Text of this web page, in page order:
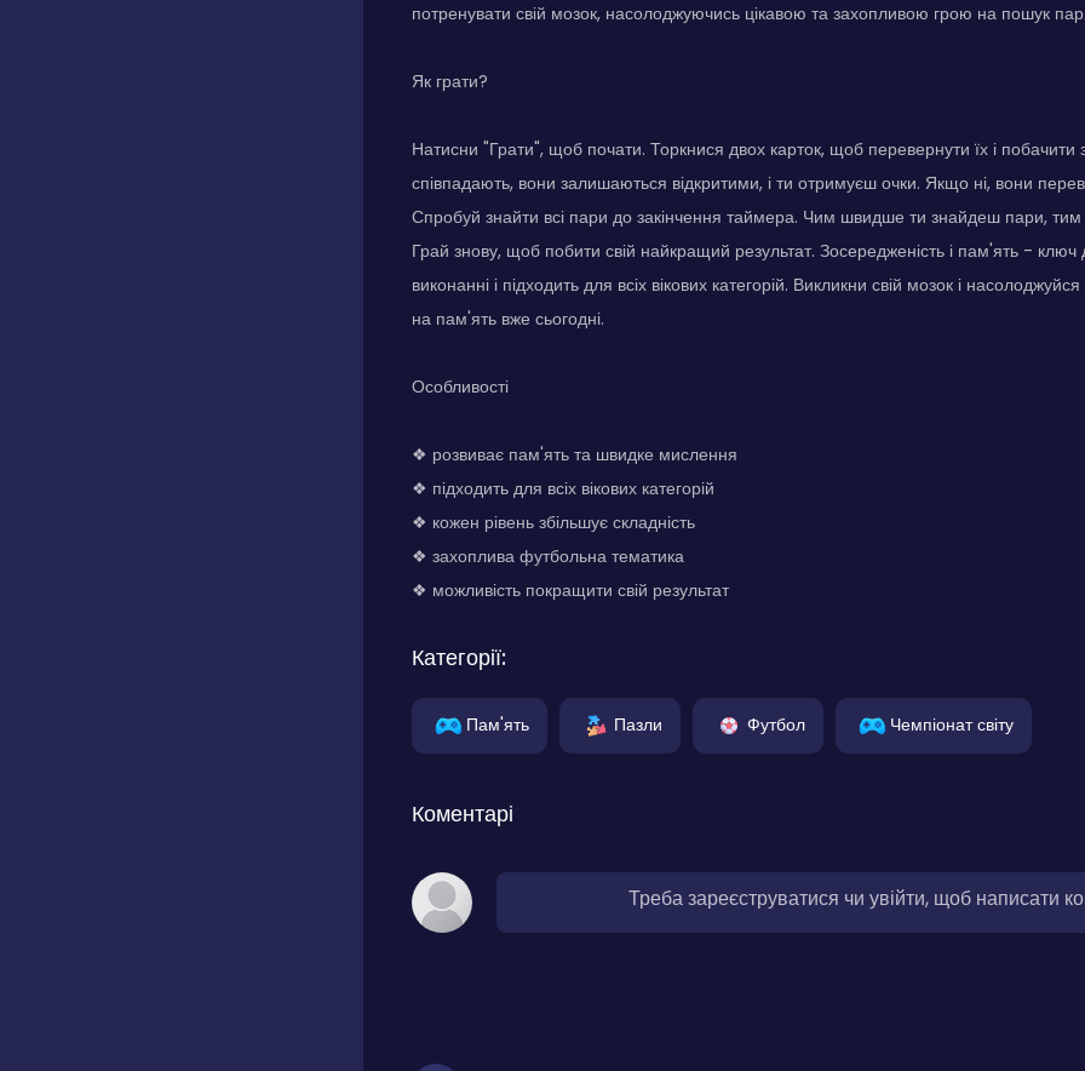
потренувати свій мозок, насолоджуючись цікавою та захопливою грою на пошук пар.
Як грати?
Натисни "Грати", щоб почати. Торкнися двох карток, щоб перевернути їх і
співпадають, вони залишаються відкритими, і ти отримуєш очки. Якщо ні, вони
Спробуй знайти всі пари до закінчення таймера. Чим швидше ти знайдеш пари, тим
Грай знову, щоб побити свій найкращий результат. Зосередженість і пам'ять - ключ
виконанні і підходить для всіх вікових категорій. Викликни свій мозок і
на пам'ять вже сьогодні.
Особливості
❖ розвиває пам'ять та швидке мислення
❖ підходить для всіх вікових категорій
❖ кожен рівень збільшує складність
❖ захоплива футбольна тематика
❖ можливість покращити свій результат
Категорії:
Пам'ять Пазли Футбол Чемпіонат світу
Коментарі
Треба зареєструватися чи увійти, щоб написати